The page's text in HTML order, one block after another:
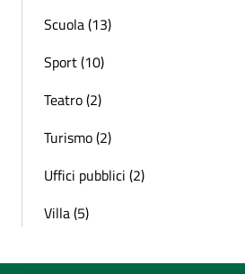
Scuola (13)
Sport (10)
Teatro (2)
Turismo (2)
Uffici pubblici (2)
Villa (5)